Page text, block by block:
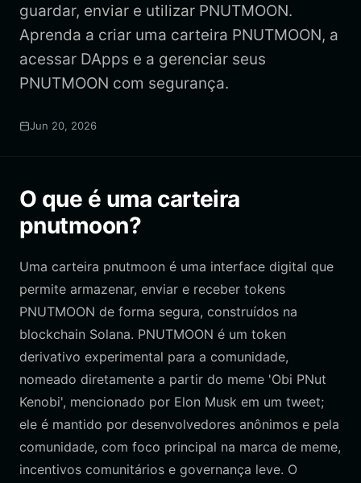
guardar, enviar e utilizar PNUTMOON.
Aprenda a criar uma carteira PNUTMOON, a
acessar DApps e a gerenciar seus
PNUTMOON com segurança.
Jun 20, 2026
O que é uma carteira
pnutmoon?
Uma carteira pnutmoon é uma interface digital que
permite armazenar, enviar e receber tokens
PNUTMOON de forma segura, construídos na
blockchain Solana. PNUTMOON é um token
derivativo experimental para a comunidade,
nomeado diretamente a partir do meme 'Obi PNut
Kenobi', mencionado por Elon Musk em um tweet;
ele é mantido por desenvolvedores anônimos e pela
comunidade, com foco principal na marca de meme,
incentivos comunitários e governança leve. O